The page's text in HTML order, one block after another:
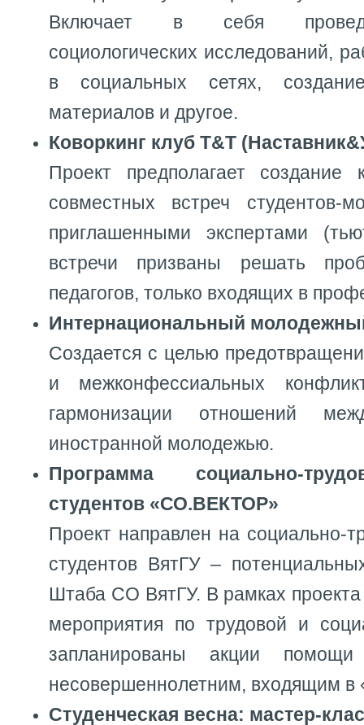
Включает в себя
социологических исследований,
в социальных сетях, создание
материалов и другое.
Коворкинг клуб T&T
Проект предполагает создание
совместных встреч студентов-
приглашенными экспертами
встречи призваны решать
педагогов, только входящих в
Интернациональный
Создается с целью
и межконфессиальных
гармонизации отношений
иностранной молодежью.
Программа социально-
студентов «СО.ВЕКТОР»
Проект направлен на социально-
студентов ВятГУ –
Штаба СО ВятГУ. В рамках проекта
мероприятия по трудовой и
запланированы акции
несовершеннолетним, входящим в
Студенческая весна: мастер-